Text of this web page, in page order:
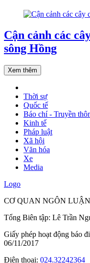
Cận cảnh các
sông Hồng
Xem thêm
Thời sự
Quốc tế
Báo chí - Truyền
Kinh tế
Pháp luật
Xã hội
Văn hóa
Xe
Media
Logo
CƠ QUAN NGÔN
Tổng Biên tập: Lê Trần
Giấy phép hoạt động báo
06/11/2017
Điện thoại: 024.32242364